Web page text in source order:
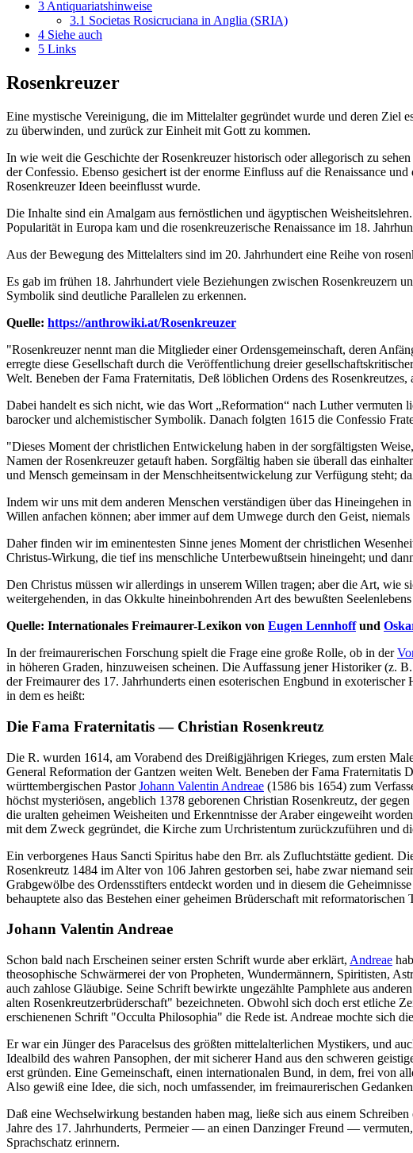
3 Antiquariatshinweise
3.1 Societas Rosicruciana in Anglia (SRIA)
4 Siehe auch
5 Links
Rosenkreuzer
Eine mystische Vereinigung, die im Mittelalter gegründet wurde und deren Ziel
zu überwinden, und zurück zur Einheit mit Gott zu kommen.
In wie weit die Geschichte der Rosenkreuzer historisch oder allegorisch zu
der Confessio. Ebenso gesichert ist der enorme Einfluss auf die Renaissance
Rosenkreuzer Ideen beeinflusst wurde.
Die Inhalte sind ein Amalgam aus fernöstlichen und ägyptischen
Popularität in Europa kam und die rosenkreuzerische Renaissance im 18.
Aus der Bewegung des Mittelalters sind im 20. Jahrhundert eine Reihe von
Es gab im frühen 18. Jahrhundert viele Beziehungen zwischen Rosenkreuzern
Symbolik sind deutliche Parallelen zu erkennen.
Quelle: https://anthrowiki.at/Rosenkreuzer
"Rosenkreuzer nennt man die Mitglieder einer Ordensgemeinschaft, deren
erregte diese Gesellschaft durch die Veröffentlichung dreier
Welt. Beneben der Fama Fraternitatis, Deß löblichen Ordens des
Dabei handelt es sich nicht, wie das Wort „Reformation“ nach Luther
barocker und alchemistischer Symbolik. Danach folgten 1615 die Confessio
"Dieses Moment der christlichen Entwickelung haben in der sorgfältigsten
Namen der Rosenkreuzer getauft haben. Sorgfältig haben sie überall das
und Mensch gemeinsam in der Menschheitsentwickelung zur Verfügung steht;
Indem wir uns mit dem anderen Menschen verständigen über das Hineingehen
Willen anfachen können; aber immer auf dem Umwege durch den Geist, niemals
Daher finden wir im eminentesten Sinne jenes Moment der christlichen
Christus-Wirkung, die tief ins menschliche Unterbewußtsein hineingeht; und
Den Christus müssen wir allerdings in unserem Willen tragen; aber die Art, wie
weitergehenden, in das Okkulte hineinbohrenden Art des bewußten
Quelle: Internationales Freimaurer-Lexikon von Eugen Lennhoffund
In der freimaurerischen Forschung spielt die Frage eine große Rolle, ob in der
in höheren Graden, hinzuweisen scheinen. Die Auffassung jener Historiker (z. B.
der Freimaurer des 17. Jahrhunderts einen esoterischen Engbund in
in dem es heißt:
Die Fama Fraternitatis — Christian Rosenkreutz
Die R. wurden 1614, am Vorabend des Dreißigjährigen Krieges, zum ersten
General Reformation der Gantzen weiten Welt. Beneben der Fama Fraternitatis
württembergischen PastorJohann Valentin Andreae (1586 bis 1654) zum
höchst mysteriösen, angeblich 1378 geborenen Christian Rosenkreutz, der
die uralten geheimen Weisheiten und Erkenntnisse der Araber eingeweiht
mit dem Zweck gegründet, die Kirche zum Urchristentum zurückzuführen und
Ein verborgenes Haus Sancti Spiritus habe den Brr. als Zufluchtstätte gedient.
Rosenkreutz 1484 im Alter von 106 Jahren gestorben sei, habe zwar niemand
Grabgewölbe des Ordensstifters entdeckt worden und in diesem die
behauptete also das Bestehen einer geheimen Brüderschaft mit
Johann Valentin Andreae
Schon bald nach Erscheinen seiner ersten Schrift wurde aber erklärt, Andreae
theosophische Schwärmerei der von Propheten, Wundermännern, Spiritisten,
auch zahlose Gläubige. Seine Schrift bewirkte ungezählte Pamphlete aus
alten Rosenkreutzerbrüderschaft" bezeichneten. Obwohl sich doch erst etliche
erschienenen Schrift "Occulta Philosophia" die Rede ist. Andreae mochte sich
Er war ein Jünger des Paracelsus des größten mittelalterlichen Mystikers, und
Idealbild des wahren Pansophen, der mit sicherer Hand aus den schweren
erst gründen. Eine Gemeinschaft, einen internationalen Bund, in dem, frei von
Also gewiß eine Idee, die sich, noch umfassender, im freimaurerischen
Daß eine Wechselwirkung bestanden haben mag, ließe sich aus einem
Jahre des 17. Jahrhunderts, Permeier — an einen Danzinger Freund —
Sprachschatz erinnern.